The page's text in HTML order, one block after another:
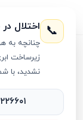
دسته ایکس
دسته ایکس
📞 اختلال
چنانچه به
زیرساخت
نشدید، با